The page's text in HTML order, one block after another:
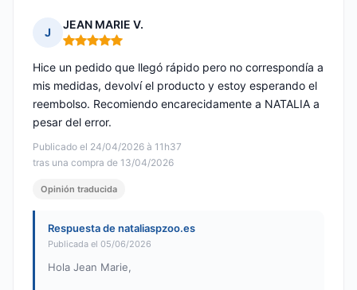
J
JEAN MARIE V.
Nota: 5 de 5
Publicado el 24/04/2026 à 11h37
tras una compra de 13/04/2026
Hice un pedido que llegó rápido pero no correspondía a
mis medidas, devolví el producto y estoy esperando el
reembolso. Recomiendo encarecidamente a NATALIA a
pesar del error.
Opinión traducida
Respuesta de nataliaspzoo.es
Publicada el 05/06/2026
Hola Jean Marie,